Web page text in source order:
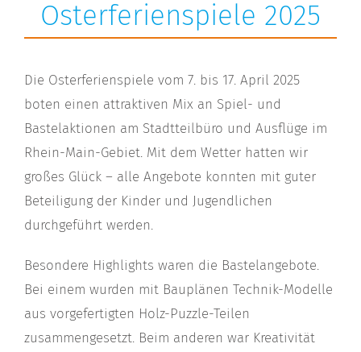
Osterferienspiele 2025
Die Osterferienspiele vom 7. bis 17. April 2025
boten einen attraktiven Mix an Spiel- und
Bastelaktionen am Stadtteilbüro und Ausflüge im
Rhein-Main-Gebiet. Mit dem Wetter hatten wir
großes Glück – alle Angebote konnten mit guter
Beteiligung der Kinder und Jugendlichen
durchgeführt werden.
Besondere Highlights waren die Bastelangebote.
Bei einem wurden mit Bauplänen Technik-Modelle
aus vorgefertigten Holz-Puzzle-Teilen
zusammengesetzt. Beim anderen war Kreativität